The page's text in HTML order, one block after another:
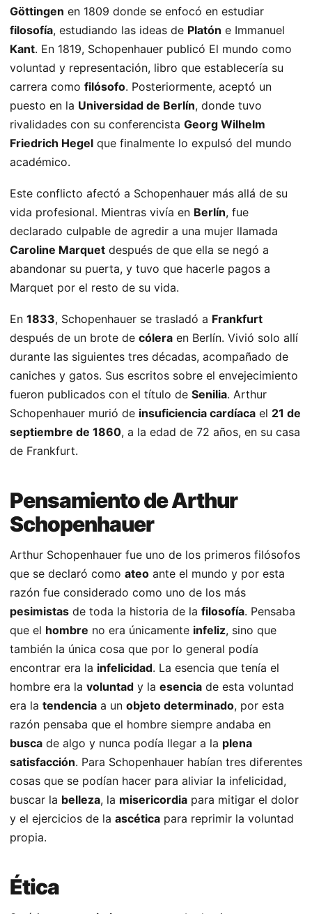
Göttingen en 1809 donde se enfocó en estudiar
filosofía, estudiando las ideas de Platón e Immanuel
Kant. En 1819, Schopenhauer publicó El mundo como
voluntad y representación, libro que establecería su
carrera como filósofo. Posteriormente, aceptó un
puesto en la Universidad de Berlín, donde tuvo
rivalidades con su conferencista Georg Wilhelm
Friedrich Hegel que finalmente lo expulsó del mundo
académico.
Este conflicto afectó a Schopenhauer más allá de su
vida profesional. Mientras vivía en Berlín, fue
declarado culpable de agredir a una mujer llamada
Caroline Marquet después de que ella se negó a
abandonar su puerta, y tuvo que hacerle pagos a
Marquet por el resto de su vida.
En 1833, Schopenhauer se trasladó a Frankfurt
después de un brote de cólera en Berlín. Vivió solo allí
durante las siguientes tres décadas, acompañado de
caniches y gatos. Sus escritos sobre el envejecimiento
fueron publicados con el título de Senilia. Arthur
Schopenhauer murió de insuficiencia cardíaca el 21 de
septiembre de 1860, a la edad de 72 años, en su casa
de Frankfurt.
Pensamiento de Arthur
Schopenhauer
Arthur Schopenhauer fue uno de los primeros filósofos
que se declaró como ateo ante el mundo y por esta
razón fue considerado como uno de los más
pesimistas de toda la historia de la filosofía. Pensaba
que el hombre no era únicamente infeliz, sino que
también la única cosa que por lo general podía
encontrar era la infelicidad. La esencia que tenía el
hombre era la voluntad y la esencia de esta voluntad
era la tendencia a un objeto determinado, por esta
razón pensaba que el hombre siempre andaba en
busca de algo y nunca podía llegar a la plena
satisfacción. Para Schopenhauer habían tres diferentes
cosas que se podían hacer para aliviar la infelicidad,
buscar la belleza, la misericordia para mitigar el dolor
y el ejercicios de la ascética para reprimir la voluntad
propia.
Ética